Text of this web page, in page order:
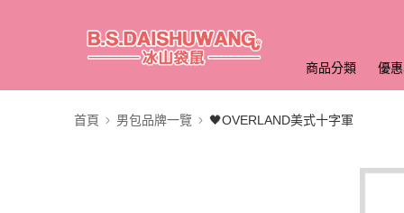
商品分類 優
首頁 男包品牌一覽 🖤OVERLAND美式十字軍